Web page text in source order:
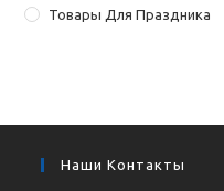
Товары Для Праздника
Наши Контакты